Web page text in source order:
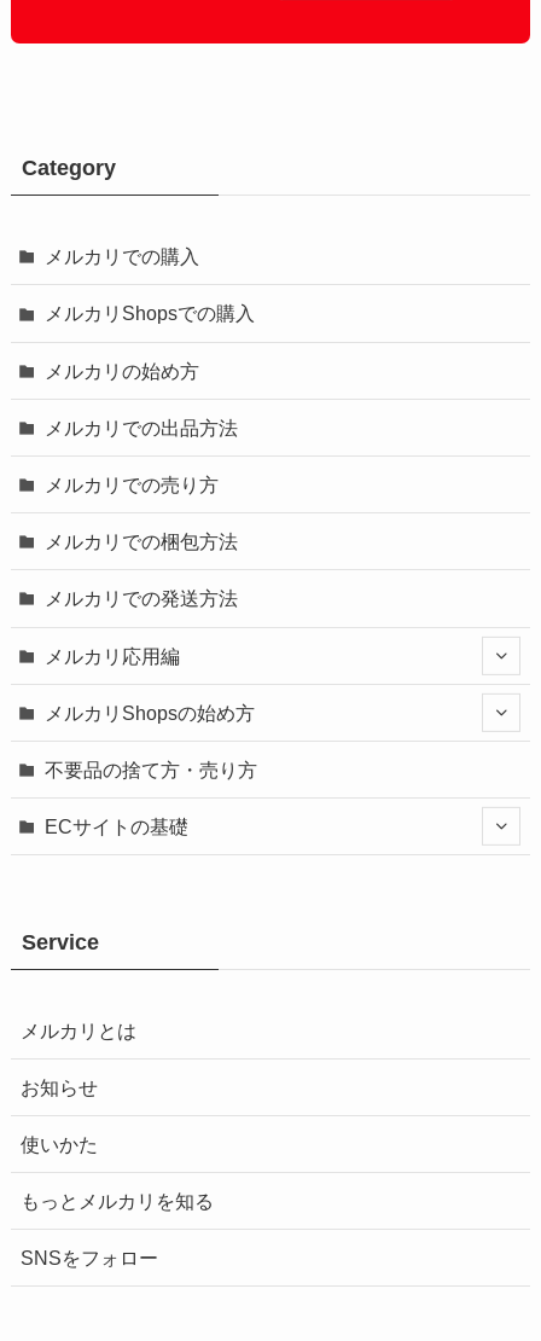
Category
メルカリでの購入
メルカリShopsでの購入
メルカリの始め方
メルカリでの出品方法
メルカリでの売り方
メルカリでの梱包方法
メルカリでの発送方法
メルカリ応用編
メルカリShopsの始め方
不要品の捨て方・売り方
ECサイトの基礎
Service
メルカリとは
お知らせ
使いかた
もっとメルカリを知る
SNSをフォロー